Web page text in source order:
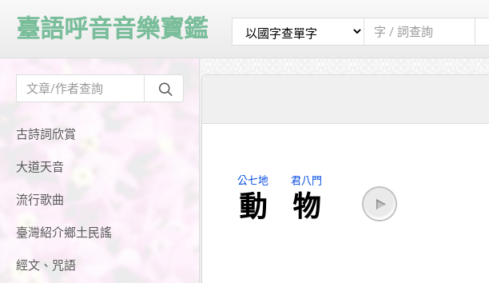
古詩詞欣賞
大道天音
流行歌曲
臺灣紹介鄉土民謠
經文、咒語
臺語呼音音樂寶鑑
公七地
動
君八門
物